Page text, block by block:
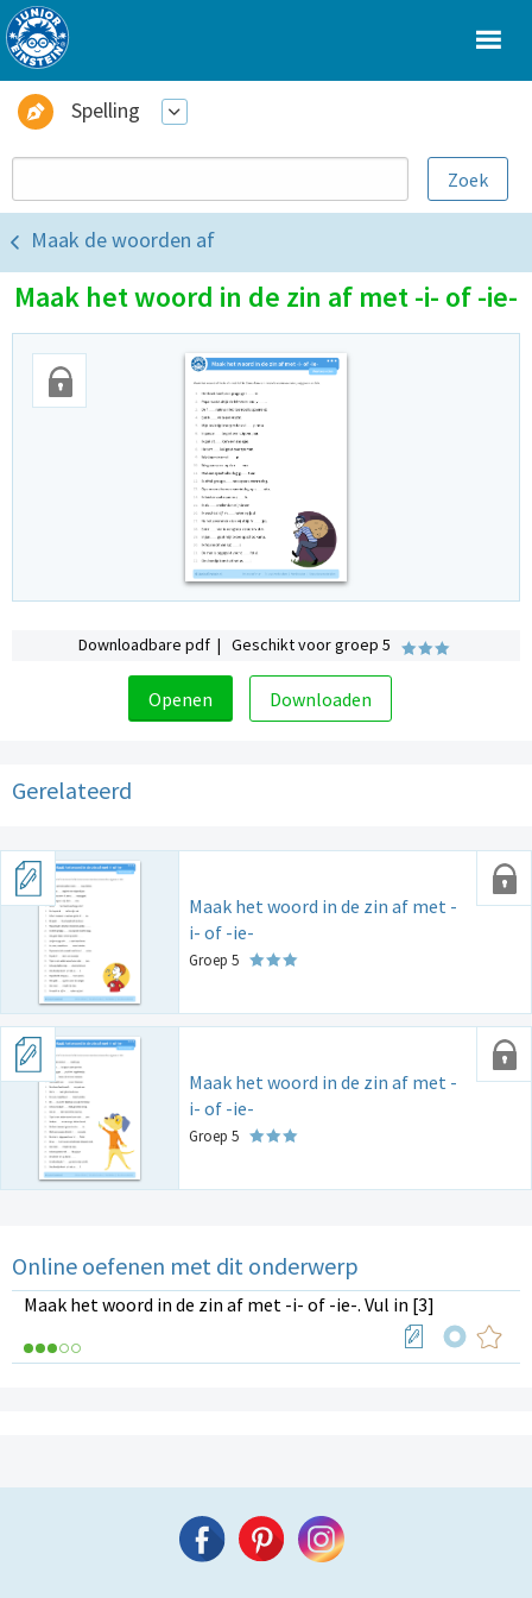
Spelling
Maak de woorden af
Maak het woord in de zin af met -i- of -ie-
Downloadbare pdf | Geschikt voor groep 5
Openen Downloaden
Gerelateerd
Maak het woord in de zin af met -
i- of -ie-
Groep 5
Maak het woord in de zin af met -
i- of -ie-
Groep 5
Online oefenen met dit onderwerp
Maak het woord in de zin af met -i- of -ie-. Vul in [3]